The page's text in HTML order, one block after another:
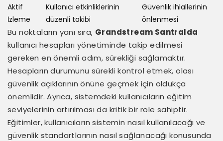
Aktif
İzleme
Kullanıcı etkinliklerinin
düzenli takibi
Güvenlik ihlallerinin
önlenmesi
Bu noktaların yanı sıra, Grandstream Santralda
kullanıcı hesapları yönetiminde takip edilmesi
gereken en önemli adım, sürekliği sağlamaktır.
Hesapların durumunu sürekli kontrol etmek, olası
güvenlik açıklarının önüne geçmek için oldukça
önemlidir. Ayrıca, sistemdeki kullanıcıların eğitim
seviyelerinin artırılması da kritik bir role sahiptir.
Eğitimler, kullanıcıların sistemin nasıl kullanılacağı ve
güvenlik standartlarının nasıl sağlanacağı konusunda